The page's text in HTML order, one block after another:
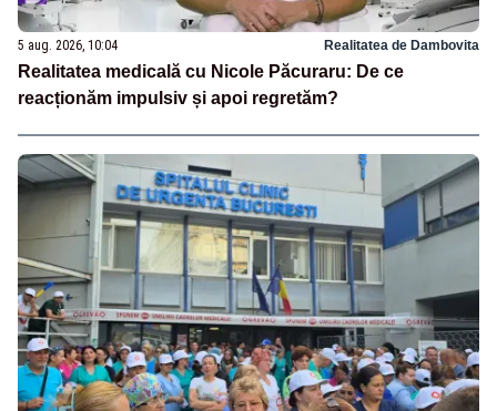
5 aug. 2026, 10:04 Realitatea de Dambovita
Realitatea medicală cu Nicole Păcuraru: De ce
reacționăm impulsiv și apoi regretăm?